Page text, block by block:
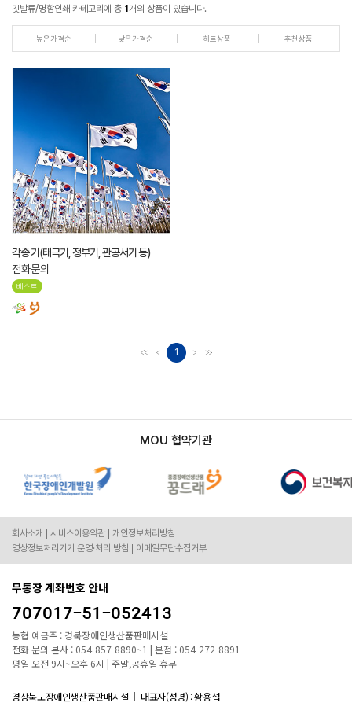
깃발류/명함인쇄 카테고리에 총 1 개의 상품이 있습니다.
높은가격순 낮은가격순 히트상품 추천상품
각종 기(태극기, 정부기, 관공서기 등)
전화문의
베스트
1
MOU 협약기관
회사소개 서비스이용약관
개인정보처리방침
영상정보처리기기 운영·처리 방침
이메일무단수집거부
무통장 계좌번호 안내
707017-51-052413
농협 예금주 : 경북장애인생산품판매시설
전화 문의 본사 : 054-857-8890~1 | 분점 : 054-272-8891
평일 오전 9시~오후 6시 | 주말,공휴일 휴무
경상북도장애인생산품판매시설 대표자(성명) : 황용섭